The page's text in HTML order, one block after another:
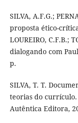
SILVA, A.F.G.;
proposta ético-
LOUREIRO, C.F.B.;
dialogando com
p.
SILVA, T. T.
teorias do
Autêntica Editora,